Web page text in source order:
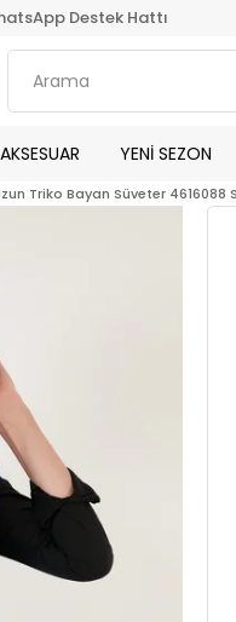
Destek Hattı
AKSESUAR YENİ SEZON
Triko Bayan Süveter 4616088